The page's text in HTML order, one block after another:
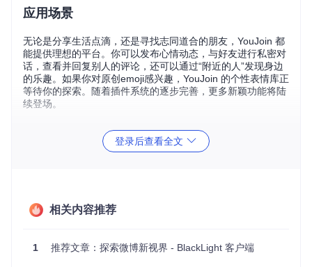
应用场景
无论是分享生活点滴，还是寻找志同道合的朋友，YouJoin 都
能提供理想的平台。你可以发布心情动态，与好友进行私密对
话，查看并回复别人的评论，还可以通过“附近的人”发现身边
的乐趣。如果你对原创emoji感兴趣，YouJoin 的个性表情库正
等待你的探索。随着插件系统的逐步完善，更多新颖功能将陆
续登场。
全。
创新匿名匹配：使用特征点匹配算法，在保护隐私的同时享
原生emoji表情 ：个性化表情让你的沟通更加生动有趣。
登录后查看全文
相关内容推荐
1 推荐文章：探索微博新视界 - BlackLight 客户端